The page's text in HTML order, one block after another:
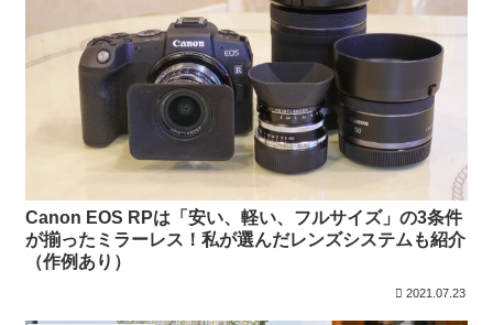
Canon EOS RPは「安い、軽い、フルサイズ」の3条件
が揃ったミラーレス！私が選んだレンズシステムも紹介
（作例あり）
2021.07.23